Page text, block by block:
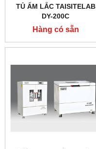
TỦ ẤM LẮC TAISITELAB
DY-200C
Hàng có sẵn